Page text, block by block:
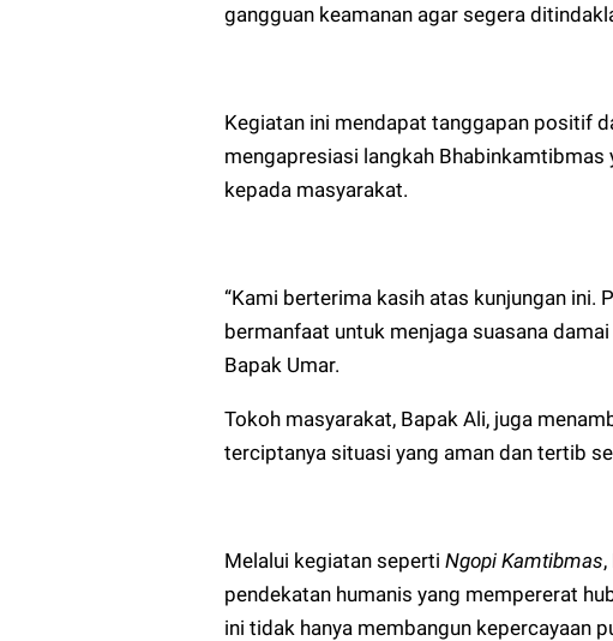
gangguan keamanan agar segera
Kegiatan ini mendapat tanggapan positif
mengapresiasi langkah
kepada masyarakat.
“Kami berterima kasih atas kunjungan ini.
bermanfaat untuk menjaga suasana
Bapak Umar.
Tokoh masyarakat, Bapak Ali, juga
terciptanya situasi yang aman dan tertib
Melalui kegiatan seperti Ngopi Kamtibmas
pendekatan humanis yang mempererat
ini tidak hanya membangun kepercayaan